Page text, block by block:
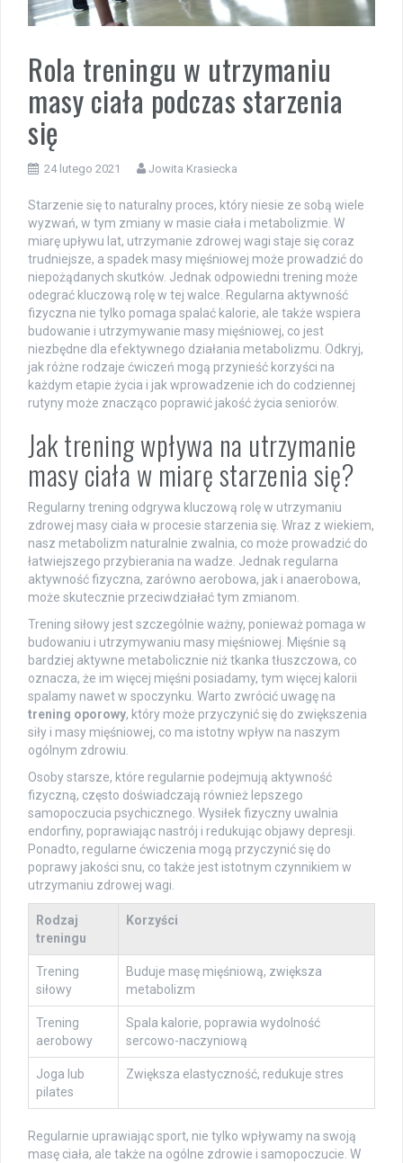
Rola treningu w utrzymaniu
masy ciała podczas starzenia
się
24 lutego 2021 Jowita Krasiecka
Starzenie się to naturalny proces, który niesie ze sobą wiele
wyzwań, w tym zmiany w masie ciała i metabolizmie. W
miarę upływu lat, utrzymanie zdrowej wagi staje się coraz
trudniejsze, a spadek masy mięśniowej może prowadzić do
niepożądanych skutków. Jednak odpowiedni trening może
odegrać kluczową rolę w tej walce. Regularna aktywność
fizyczna nie tylko pomaga spalać kalorie, ale także wspiera
budowanie i utrzymywanie masy mięśniowej, co jest
niezbędne dla efektywnego działania metabolizmu. Odkryj,
jak różne rodzaje ćwiczeń mogą przynieść korzyści na
każdym etapie życia i jak wprowadzenie ich do codziennej
rutyny może znacząco poprawić jakość życia seniorów.
Jak trening wpływa na utrzymanie
masy ciała w miarę starzenia się?
Regularny trening odgrywa kluczową rolę w utrzymaniu
zdrowej masy ciała w procesie starzenia się. Wraz z wiekiem,
nasz metabolizm naturalnie zwalnia, co może prowadzić do
łatwiejszego przybierania na wadze. Jednak regularna
aktywność fizyczna, zarówno aerobowa, jak i anaerobowa,
może skutecznie przeciwdziałać tym zmianom.
Trening siłowy jest szczególnie ważny, ponieważ pomaga w
budowaniu i utrzymywaniu masy mięśniowej. Mięśnie są
bardziej aktywne metabolicznie niż tkanka tłuszczowa, co
oznacza, że im więcej mięśni posiadamy, tym więcej kalorii
spalamy nawet w spoczynku. Warto zwrócić uwagę na
trening oporowy, który może przyczynić się do zwiększenia
siły i masy mięśniowej, co ma istotny wpływ na naszym
ogólnym zdrowiu.
Osoby starsze, które regularnie podejmują aktywność
fizyczną, często doświadczają również lepszego
samopoczucia psychicznego. Wysiłek fizyczny uwalnia
endorfiny, poprawiając nastrój i redukując objawy depresji.
Ponadto, regularne ćwiczenia mogą przyczynić się do
poprawy jakości snu, co także jest istotnym czynnikiem w
utrzymaniu zdrowej wagi.
Rodzaj
treningu
Korzyści
Trening
siłowy
Buduje masę mięśniową, zwiększa
metabolizm
Trening
aerobowy
Spala kalorie, poprawia wydolność
sercowo-naczyniową
Joga lub
pilates
Zwiększa elastyczność, redukuje stres
Regularnie uprawiając sport, nie tylko wpływamy na swoją
masę ciała, ale także na ogólne zdrowie i samopoczucie. W